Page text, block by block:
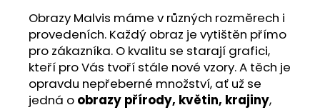
Obrazy Malvis máme v různých rozměrech i
provedeních. Každý obraz je vytištěn přímo
pro zákazníka. O kvalitu se starají grafici,
kteří pro Vás tvoří stále nové vzory. A těch je
opravdu nepřeberné množství, ať už se
jedná o obrazy přírody, květin, krajiny,